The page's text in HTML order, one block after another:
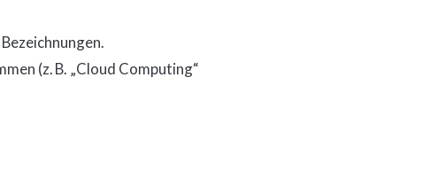
Bezeichnungen.
(z. B. „Cloud Computing“